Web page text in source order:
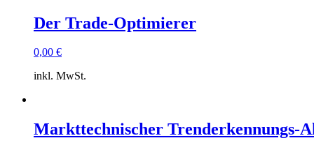
Der Trade-Optimierer
0,00 €
inkl. MwSt.
Markttechnischer Trenderkennungs-